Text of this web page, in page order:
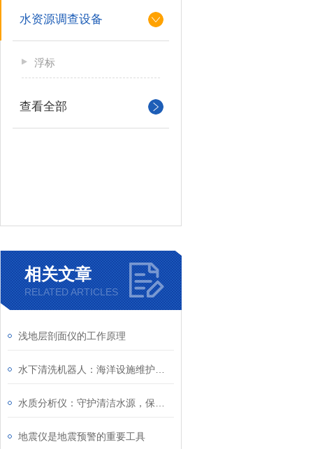
水资源调查设备
浮标
查看全部
相关文章
RELATED ARTICLES
浅地层剖面仪的工作原理
地震仪是地震预警的重要工具